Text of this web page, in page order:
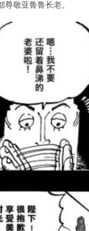
尊敬亚鲁鲁长老。